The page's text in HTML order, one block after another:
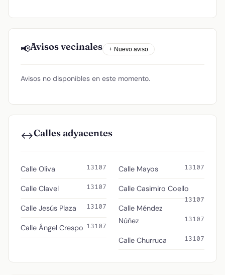
📢Avisos vecinales + Nuevo aviso
Avisos no disponibles en este momento.
↔️Calles adyacentes
Calle Oliva 13107
Calle Clavel 13107
Calle Jesús Plaza 13107
Calle Ángel Crespo 13107
Calle Mayos 13107
Calle Casimiro Coello
13107
Calle Méndez
Núñez
13107
Calle Churruca 13107